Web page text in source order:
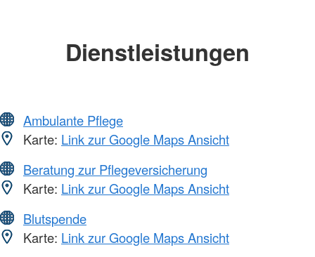
Dienstleistungen
Ambulante Pflege
Karte: Link zur Google Maps Ansicht
Beratung zur Pflegeversicherung
Karte: Link zur Google Maps Ansicht
Blutspende
Karte: Link zur Google Maps Ansicht